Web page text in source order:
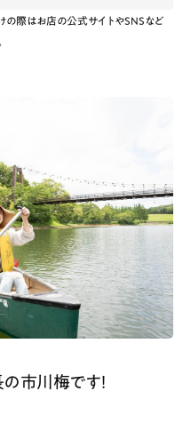
利用規約
の際はお店の公式サイトやSNSなど
市川梅です！